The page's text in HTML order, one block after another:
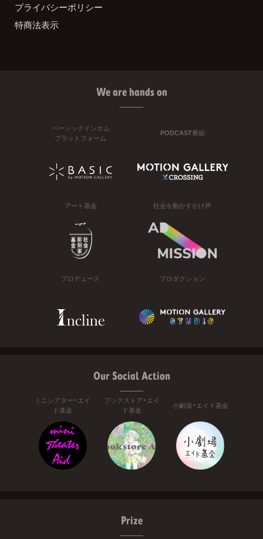
プライバシーポリシー
特商法表示
We are hands on
ベーシックインカム
プラットフォーム
PODCAST番組
アート基金 社会を動かすかけ声
プロデュース プロダクション
Our Social Action
ミニシアター・エイ
ド基金
ブックストア・エイ
ド基金
小劇場・エイド基金
Prize